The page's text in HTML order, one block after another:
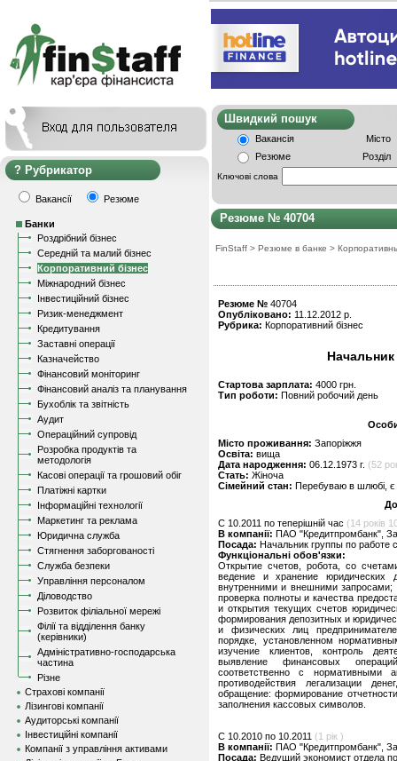
Рубрикатор
Вакансії Резюме
Банки
Роздрібний бізнес
Середній та малий бізнес
Корпоративний бізнес
Міжнародний бізнес
Інвестиційний бізнес
Ризик-менеджмент
Кредитування
Заставні операції
Казначейство
Фінансовий моніторинг
Фінансовий аналіз та планування
Бухоблік та звітність
Аудит
Операційний супровід
Розробка продуктів та
методологія
Касові операції та грошовий обіг
Платіжні картки
Інформаційні технології
Маркетинг та реклама
Юридична служба
Стягнення заборгованості
Служба безпеки
Управління персоналом
Діловодство
Розвиток філіальної мережі
Філії та відділення банку
(керівники)
Адміністративно-господарська
частина
Різне
Страхові компанії
Лізингові компанії
Аудиторські компанії
Інвестиційні компанії
Компанії з управління активами
Швидкий
Вакансія
Місто
Резюме
Розділ
Ключові слова
Резюме № 40704
FinStaff > Резюме в банке >
Резюме № 40704
Опубліковано: 11.12.2012 р.
Рубрика: Корпоративний бізнес
Стартова зарплата: 4000 грн.
Тип роботи: Повний робочий день
Місто проживання: Запоріжжя
Освіта: вища
Дата народження: 06.12.1973 г. (52
Стать: Жіноча
Сімейний стан: Перебуваю в шлюбі, є
C 10.2011 по теперішній час (14 років
В компанії: ПАО "Кредитпромбанк",
Посада: Начальник группы по работе
Функціональні обов'язки:
Открытие счетов, робота, со
ведение и хранение юридических
внутренними и внешними запросами;
проверка полноты и качества
и открытия текущих счетов
формирования депозитных и
и физических лиц
порядке, установленном
изучение клиентов, контроль
выявление финансовых
соответственно с нормативными
противодействия легализации
обращение: формирование
заполнения кассовых символов.
C 10.2010 по 10.2011 (1 рік )
В компанії: ПАО "Кредитпромбанк",
Посада: Ведущий экономист отдела